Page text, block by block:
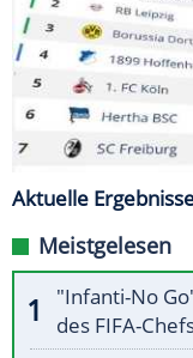
Aktuelle
Meistgelesen
"Infanti-No
des FIFA-